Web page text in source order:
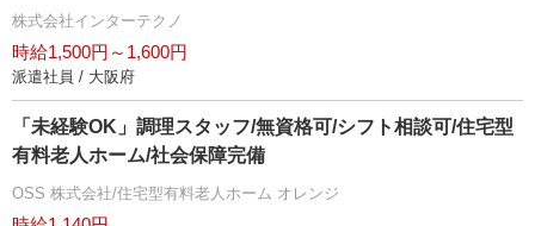
株式会社インターテクノ
時給1,500円～1,600円
派遣社員 / 大阪府
「未経験OK」調理スタッフ/無資格可/シフト相談可/住宅型
有料老人ホーム/社会保障完備
OSS 株式会社/住宅型有料老人ホーム オレンジ